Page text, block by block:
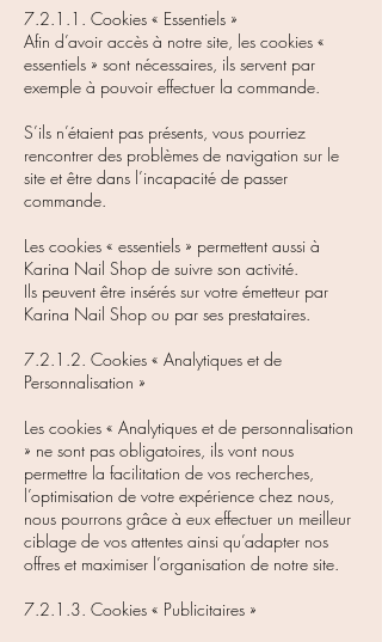
7.2.1.1. Cookies « Essentiels »
Afin d’avoir accès à notre site, les cookies «
essentiels » sont nécessaires, ils servent par
exemple à pouvoir effectuer la commande.
S’ils n’étaient pas présents, vous pourriez
rencontrer des problèmes de navigation sur le
site et être dans l’incapacité de passer
commande.
Les cookies « essentiels » permettent aussi à
Karina Nail Shop de suivre son activité.
Ils peuvent être insérés sur votre émetteur par
Karina Nail Shop ou par ses prestataires.
7.2.1.2. Cookies « Analytiques et de
Personnalisation »
Les cookies « Analytiques et de personnalisation
» ne sont pas obligatoires, ils vont nous
permettre la facilitation de vos recherches,
l’optimisation de votre expérience chez nous,
nous pourrons grâce à eux effectuer un meilleur
ciblage de vos attentes ainsi qu’adapter nos
offres et maximiser l’organisation de notre site.
7.2.1.3. Cookies « Publicitaires »